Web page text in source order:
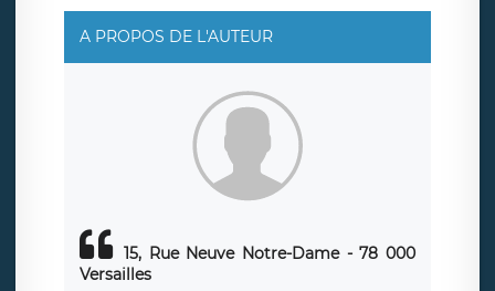
rue Léopold Sédar Senghor, joignable à l’adresse mail :
responsabledetraitement@legavox.fr. Vous avez
également le droit d’introduire une réclamation auprès
d’une autorité de contrôle.
A PROPOS DE L'AUTEUR
15, Rue Neuve Notre-Dame - 78 000
Versailles